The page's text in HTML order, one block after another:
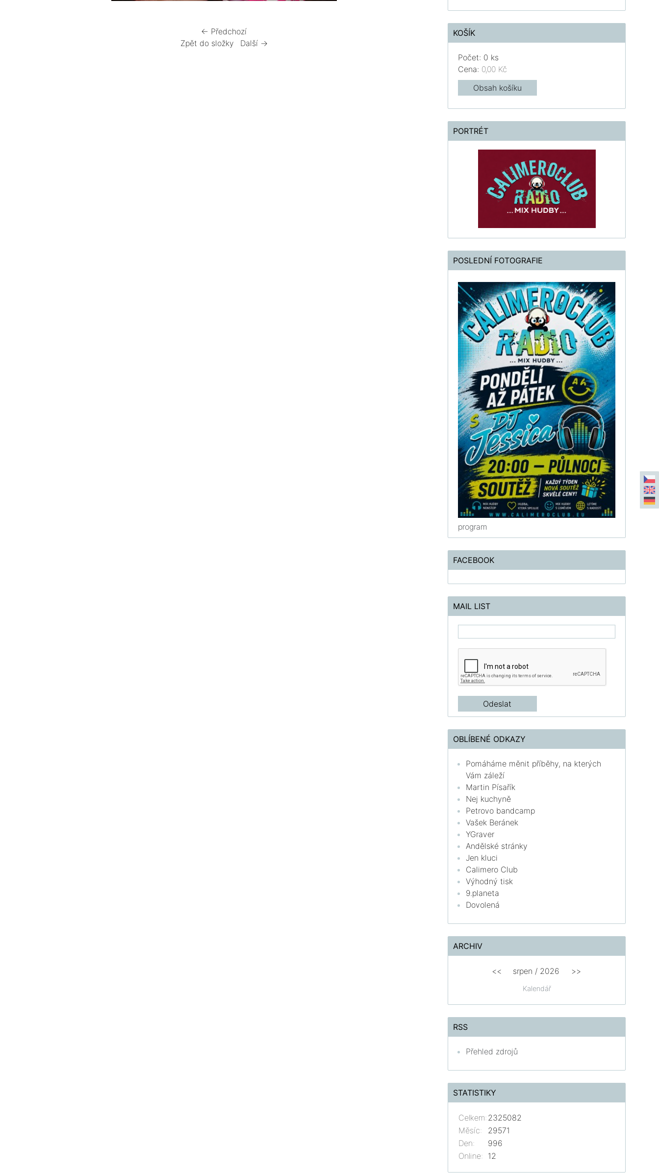
← Předchozí
Zpět do složky
Další →
KOŠÍK
Počet: 0 ks
Cena: 0,00 Kč
Obsah košíku
PORTRÉT
POSLEDNÍ FOTOGRAFIE
program
FACEBOOK
MAIL LIST
OBLÍBENÉ ODKAZY
Pomáháme měnit příběhy, na kterých
Vám záleží
Martin Písařík
Nej kuchyně
Petrovo bandcamp
Vašek Beránek
YGraver
Andělské stránky
Jen kluci
Calimero Club
Výhodný tisk
9.planeta
Dovolená
ARCHIV
Kalendář
<< srpen / 2026 >>
RSS
Přehled zdrojů
STATISTIKY
Online: 12
Celkem: 2325082
Měsíc:
29571
Den:
996